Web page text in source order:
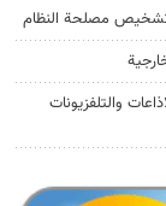
مصلحة النظام
والتلفزيونات